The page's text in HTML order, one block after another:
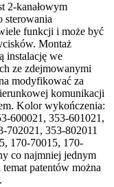
2-kanałowym
sterowania
funkcji i może być
Montaż
instalację we
ze zdejmowanymi
modyfikować za
komunikacji
Kolor wykończenia:
600021, 353-601021,
702021, 353-802011
170-70015, 170-
co najmniej jednym
patentów można